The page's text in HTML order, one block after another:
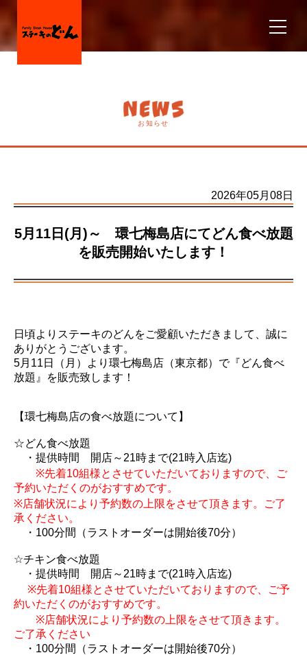
お知らせ
2026年05月08日
5月11日(月)～ 環七梅島店にてどん食べ放題
を販売開始いたします！
日頃よりステーキのどんをご愛顧いただきまして、誠に
ありがとうございます。
5月11日（月）より環七梅島店（東京都）で『どん食べ
放題』を販売致します！
【環七梅島店の食べ放題について】
☆どん食べ放題
・提供時間 開店～21時まで(21時入店迄)
※先着10組様とさせていただいておりますので、ご
予約いただくのがおすすめです。
※店舗状況により予約数の上限をさせて頂きます。ご了
承ください。
・100分間（ラストオーダーは開始後70分）
☆チキン食べ放題
・提供時間 開店～21時まで(21時入店迄)
※先着10組様とさせていただいておりますので、ご予
約いただくのがおすすめです。
※店舗状況により予約数の上限をさせて頂きます。
ご了承ください
・100分間（ラストオーダーは開始後70分）